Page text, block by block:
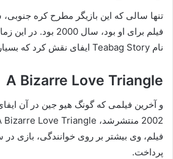
تنها سالی که این بازیگر مطرح کره
فیلم برای او بود، سال
نام Teabag Story ایفای نقش کرد که بسیار دیدنی و پر قدرت بود.
A Bizarre Love Triangle
و آخرین فیلمی که گونگ هیو جین در آن
فیلم، وی بیشتر بر روی خوانندگی، بازی در
پرداخت.